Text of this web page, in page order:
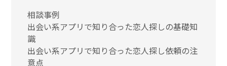
相談事例
出会い系アプリで知り合った恋人探しの基礎知
識
出会い系アプリで知り合った恋人探し依頼の注
意点